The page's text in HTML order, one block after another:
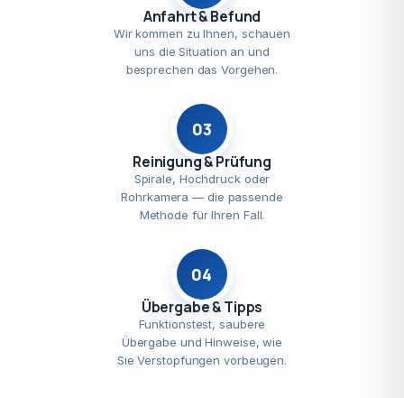
Anfahrt & Befund
Wir kommen zu Ihnen, schauen
uns die Situation an und
besprechen das Vorgehen.
03
Reinigung & Prüfung
Spirale, Hochdruck oder
Rohrkamera — die passende
Methode für Ihren Fall.
04
Übergabe & Tipps
Funktionstest, saubere
Übergabe und Hinweise, wie
Sie Verstopfungen vorbeugen.